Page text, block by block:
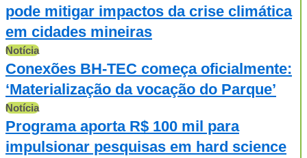
pode mitigar impactos da crise climática
em cidades mineiras
Notícia
Conexões BH-TEC começa oficialmente:
‘Materialização da vocação do Parque’
Notícia
Programa aporta R$ 100 mil para
impulsionar pesquisas em hard science